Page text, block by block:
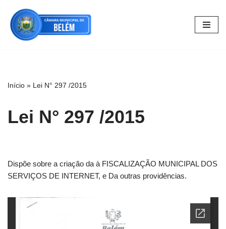
Pular
para
Início » Lei N° 297 /2015
Lei N° 297 /2015
Dispõe sobre a criação da à FISCALIZAÇÃO MUNICIPAL DOS
SERVIÇOS DE INTERNET, e Da outras providências.